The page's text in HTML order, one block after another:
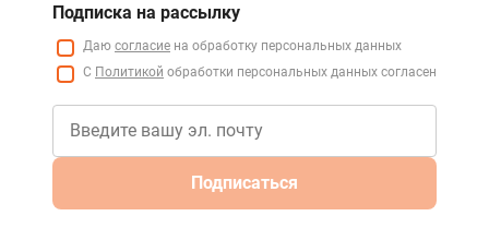
Подписка на рассылку
Даю согласие на обработку персональных данных
С Политикой обработки персональных данных согласен
Подписаться